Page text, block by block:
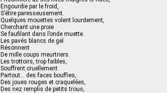
Engourdie par le froid,
S’étire paresseusement.
Quelques mouettes volent lourdement,
Cherchant une proie
Se faufilant dans l’onde muette.
Les pavés blancs de gel
Résonnent
De mille coups meurtriers.
Les trottoirs, trop faibles,
Souffrent cruellement
Partout… des faces bouffies,
Des joues rouges et craquelées,
Des nez remplis de petits trous,